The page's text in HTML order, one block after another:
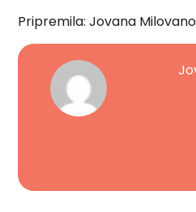
Pripremila: Jovana